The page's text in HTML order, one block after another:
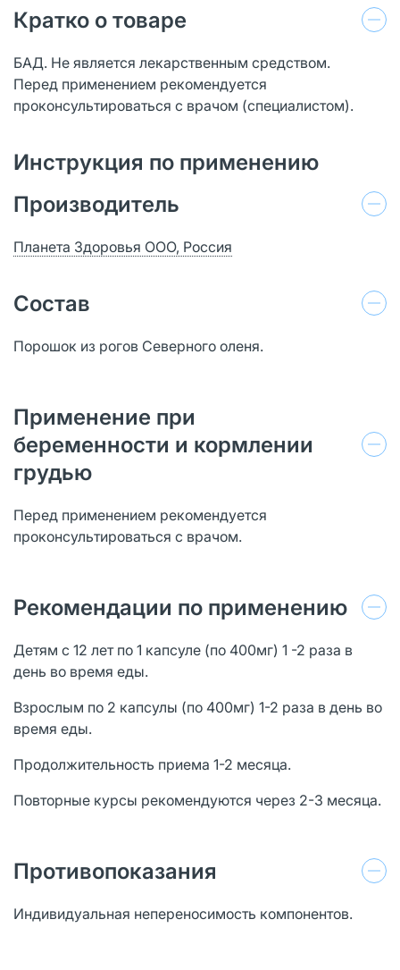
Кратко о товаре
БАД. Не является лекарственным средством.
Перед применением рекомендуется
проконсультироваться с врачом (специалистом).
Инструкция по применению
Производитель
Планета Здоровья ООО, Россия
Состав
Порошок из рогов Северного оленя.
Применение при
беременности и кормлении
грудью
Перед применением рекомендуется
проконсультироваться с врачом.
Рекомендации по применению
Детям с 12 лет по 1 капсуле (по 400мг) 1 -2 раза в
день во время еды.
Взрослым по 2 капсулы (по 400мг) 1-2 раза в день во
время еды.
Продолжительность приема 1-2 месяца.
Повторные курсы рекомендуются через 2-3 месяца.
Противопоказания
Индивидуальная непереносимость компонентов.